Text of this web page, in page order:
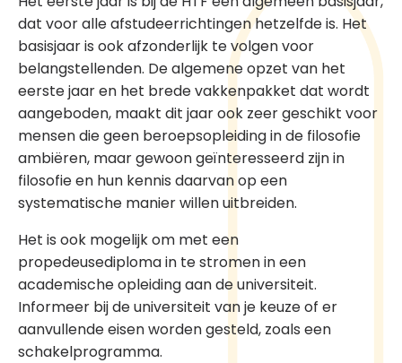
dat voor alle afstudeerrichtingen hetzelfde is. Het
basisjaar is ook afzonderlijk te volgen voor
belangstellenden. De algemene opzet van het
eerste jaar en het brede vakkenpakket dat wordt
aangeboden, maakt dit jaar ook zeer geschikt voor
mensen die geen beroepsopleiding in de filosofie
ambiëren, maar gewoon geïnteresseerd zijn in
filosofie en hun kennis daarvan op een
systematische manier willen uitbreiden.
Het is ook mogelijk om met een
propedeusediploma in te stromen in een
academische opleiding aan de universiteit.
Informeer bij de universiteit van je keuze of er
aanvullende eisen worden gesteld, zoals een
schakelprogramma.